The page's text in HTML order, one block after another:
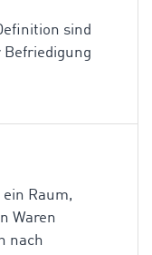
sind
Befriedigung
Raum,
Waren
nach